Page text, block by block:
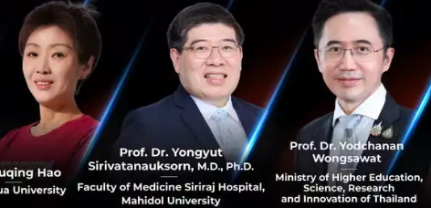
เพราะเราเลือกซื้อเกินความจำเป็น ทำให้เราต้องเลือกที่จะทิ้งถุ
นั้นยังสดใหม่และสามารถนำมาบริโภคได้อย่างสมบูรณ์อยู่
และนี่คือสิ่งที่เกิดขึ้นเมื่อเราพูดถึงสถานการณ์ "Food Waste"
ข
ทิ้งอาหารในถังขยะมากถึง 1.3 พันล้านตัน ซึ่งคิดเป็น 1 ใน 3 ขอ
มีผู้คนอีกกว่า 800 ล้านคน กำลังทุกข์ทรมานจากความหิวโหย
อีกสิ่งที่ใครหลายคนอาจจะยังไม่รู้ คือ เศษอาหารเป็นหนึ่งในสาเ